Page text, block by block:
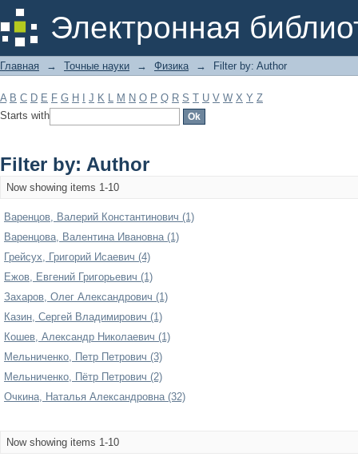
Электронная
Filter by: Author
Главная → Точные науки → Физика → Filter by: Author
A B C D E F G H J K L M N O P Q R S T U V W X Y Z
Starts with
Filter by: Author
Now showing items 1-10
Варенцов, Валерий Константинович (1)
Варенцова, Валентина Ивановна (1)
Грейсух, Григорий Исаевич (4)
Ежов, Евгений Григорьевич (1)
Захаров, Олег Александрович (1)
Казин, Сергей Владимирович (1)
Кошев, Александр Николаевич (1)
Мельниченко, Петр Петрович (3)
Мельниченко, Пётр Петрович (2)
Очкина, Наталья Александровна (32)
Now showing items 1-10